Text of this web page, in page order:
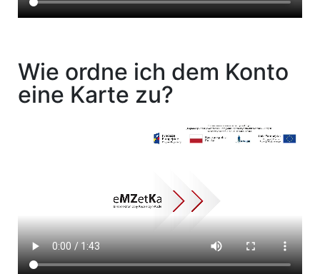
Wie ordne ich dem Konto
eine Karte zu?